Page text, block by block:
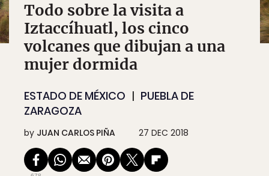
Todo sobre la visita a
Iztaccíhuatl, los cinco
volcanes que dibujan a una
mujer dormida
ESTADO DE MÉXICO
PUEBLA DE
ZARAGOZA
by JUAN CARLOS PIÑA 27 DEC 2018